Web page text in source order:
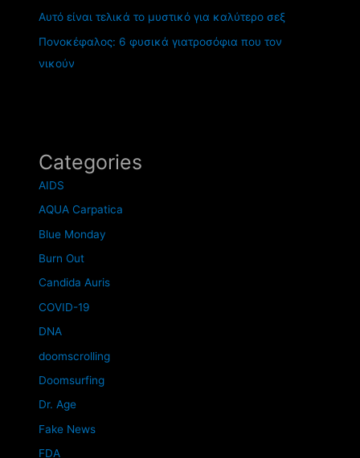
Αυτό είναι τελικά το μυστικό για καλύτερο σεξ
Πονοκέφαλος: 6 φυσικά γιατροσόφια που τον
νικούν
Categories
AIDS
AQUA Carpatica
Blue Monday
Burn Out
Candida Auris
COVID-19
DNA
doomscrolling
Doomsurfing
Dr. Age
Fake News
FDA